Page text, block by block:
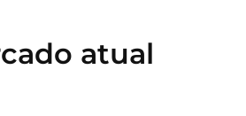
atual